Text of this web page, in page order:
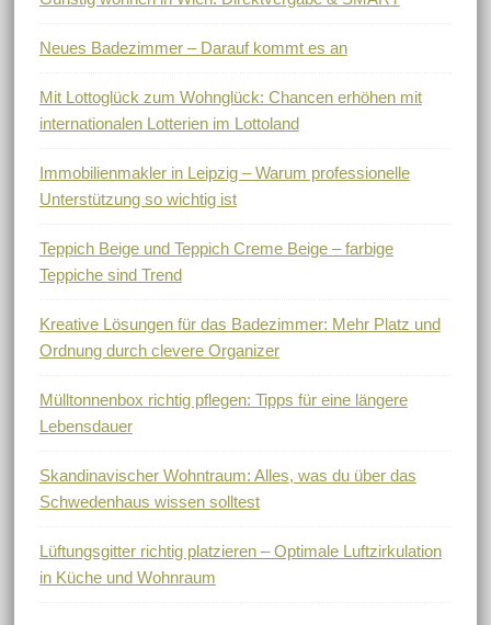
Neues Badezimmer – Darauf kommt es an
Mit Lottoglück zum Wohnglück: Chancen erhöhen mit
internationalen Lotterien im Lottoland
Immobilienmakler in Leipzig – Warum professionelle
Unterstützung so wichtig ist
Teppich Beige und Teppich Creme Beige – farbige
Teppiche sind Trend
Kreative Lösungen für das Badezimmer: Mehr Platz und
Ordnung durch clevere Organizer
Mülltonnenbox richtig pflegen: Tipps für eine längere
Lebensdauer
Skandinavischer Wohntraum: Alles, was du über das
Schwedenhaus wissen solltest
Lüftungsgitter richtig platzieren – Optimale Luftzirkulation
in Küche und Wohnraum